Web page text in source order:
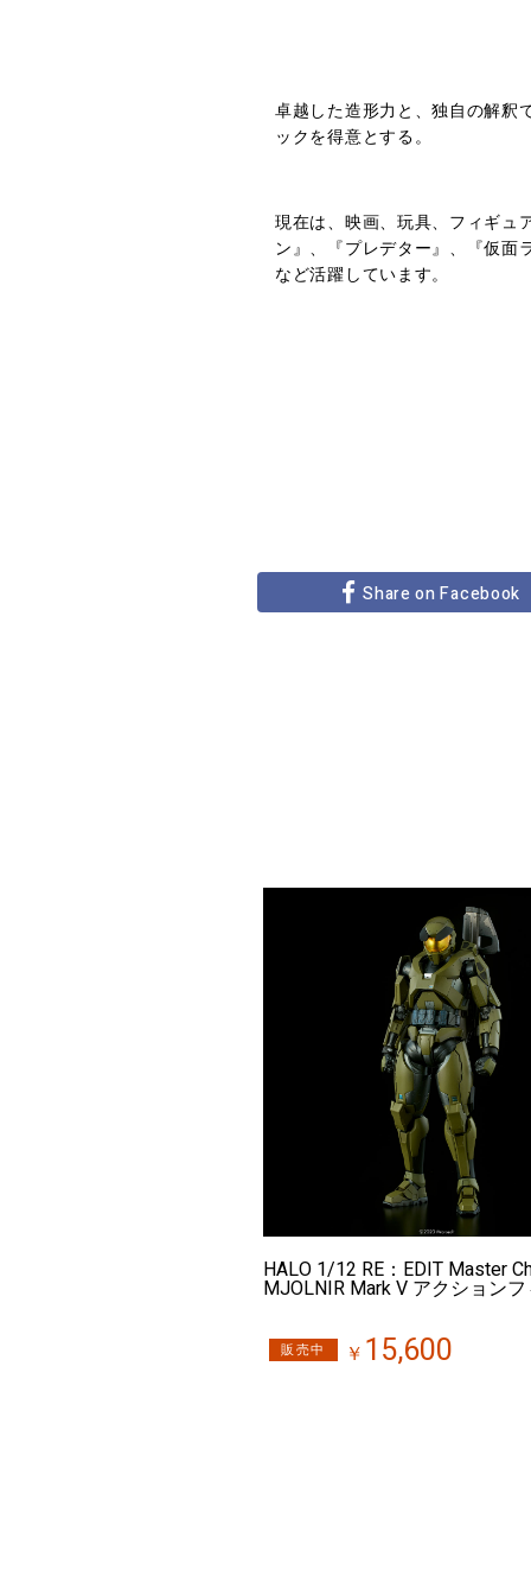
卓越した造形力と、独自の解釈
ックを得意とする。
現在は、映画、玩具、フィギュ
ン』、『プレデター』、『仮面
など活躍しています。
Share on Facebook
HALO 1/12 RE：EDIT Master
MJOLNIR Mark V アクション
販売中 ￥ 15,600